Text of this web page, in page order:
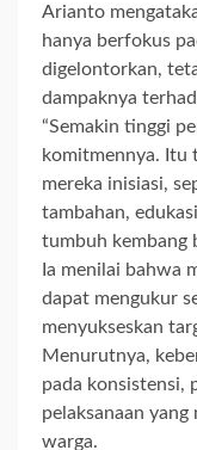
Arianto
hanya berfokus
digelontorkan,
dampaknya
“Semakin tinggi
komitmennya. Itu
mereka inisiasi,
tambahan,
tumbuh kembang
Ia menilai bahwa
dapat mengukur
menyukseskan
Menurutnya,
pada konsistensi,
pelaksanaan
warga.